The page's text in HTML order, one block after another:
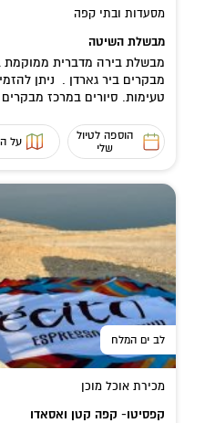
מסעדות ובתי קפה
מבשלת השיטה
מבשלת בירה מדברית ממוקמת
מבקרים ביר גארדן . ניתן
טעימות. סיורים במרכז
הוספה לטיול
שלי
על
לב ים המלח
מכירת אוכל מוכן
קפסיטו- קפה קטן ואסאדו